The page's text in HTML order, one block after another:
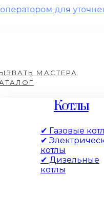
для уточнения
МАСТЕРА
Котлы
✔ Газовые
✔
котлы
✔ Дизельные
котлы